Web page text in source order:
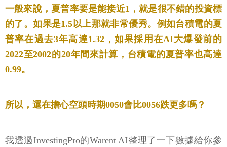
一般來說，夏普率要是能接近1，就是很不錯的投資標
的了。如果是1.5以上那就非常優秀。例如台積電的夏
普率在過去3年高達1.32，如果採用在AI大爆發前的
2022至2002的20年間來計算，台積電的夏普率也高達
0.99。
所以，還在擔心空頭時期0050會比0056跌更多嗎？
我透過InvestingPro的Warent AI整理了一下數據給你參